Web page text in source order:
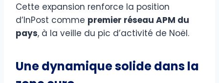
Cette expansion renforce la position
d’InPost comme premier réseau APM du
pays, à la veille du pic d’activité de Noël.
Une dynamique solide dans la